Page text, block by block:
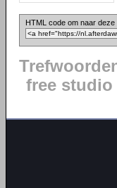
HTML code om naar deze
free studio